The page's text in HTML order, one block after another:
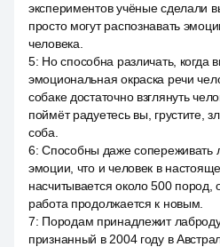
экспериментов учёные сделали
просто могут распознавать
человека.
5: Но способна различать, когда
эмоциональная окраска речи
собаке достаточно взглянуть
поймёт радуетесь вы, грустите,
соба.
6:Способны даже сопереживать
эмоции, что и человек в
насчитывается около 500 пород,
работа продолжается к новым.
7: Породам принадлежит
признанный в 2004 году в